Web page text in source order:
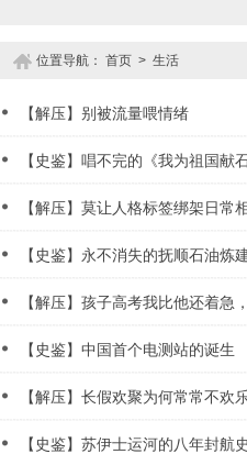
位置导航： 首页 > 生活
【解压】别被流量喂情绪
【史鉴】唱不完的《我为祖国献石
【解压】莫让人格标签绑架日常
【史鉴】永不消失的抚顺石油炼
【解压】孩子高考我比他还着急
【史鉴】中国首个电测站的诞生
【解压】长假欢聚为何常常不欢
【史鉴】苏伊士运河的八年封航史